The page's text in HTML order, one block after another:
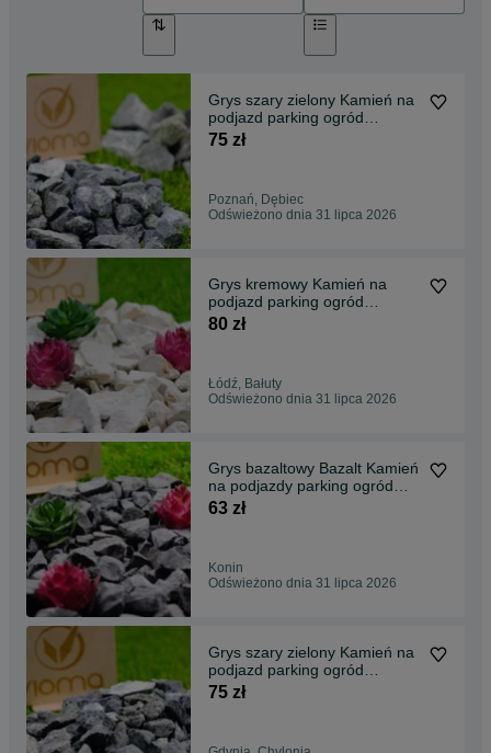
Grys szary zielony Kamień na
podjazd parking ogród
Transport Tanio
75 zł
Poznań, Dębiec
Odświeżono dnia 31 lipca 2026
Grys kremowy Kamień na
podjazd parking ogród
Transport Tanio
80 zł
Łódź, Bałuty
Odświeżono dnia 31 lipca 2026
Grys bazaltowy Bazalt Kamień
na podjazdy parking ogród
Transport Tanio
63 zł
Konin
Odświeżono dnia 31 lipca 2026
Grys szary zielony Kamień na
podjazd parking ogród
Transport Tanio
75 zł